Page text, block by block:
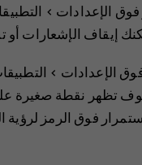
فوق الإعدادات >
إيقاف الإشعارات
الإعدادات >
تظهر نقطة صغيرة
فوق الرمز لرؤية